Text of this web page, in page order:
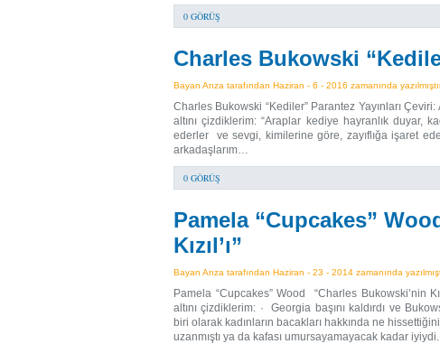
0 GÖRÜŞ
Charles Bukowski
Bayan Arıza tarafından Haziran - 6 - 2016 zamanında
Charles Bukowski “Kediler” Parantez Yayınları
altını çizdiklerim: “Araplar kediye hayranlık duyar,
ederler ve sevgi, kimilerine göre, zayıflığa işaret
arkadaşlarım…
0 GÖRÜŞ
Pamela “Cupcakes”
Kızıl’ı”
Bayan Arıza tarafından Haziran - 23 - 2014 zamanında
Pamela “Cupcakes” Wood “Charles Bukowski’nin
altını çizdiklerim: · Georgia başını kaldırdı ve
biri olarak kadınların bacakları hakkında ne
uzanmıştı ya da kafası umursayamayacak kadar